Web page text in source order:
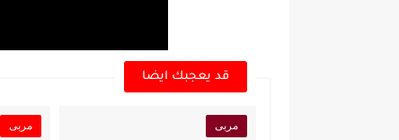
قد يعجبك ايضا
مربى مربى